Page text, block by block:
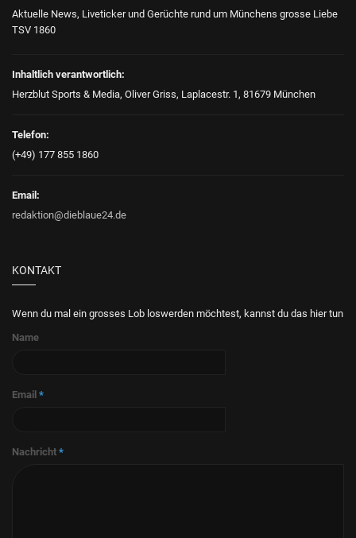
Aktuelle News, Liveticker und Gerüchte rund um Münchens grosse Liebe
TSV 1860
Inhaltlich verantwortlich:
Herzblut Sports & Media, Oliver Griss, Laplacestr. 1, 81679 München
Telefon:
(+49) 177 855 1860
Email:
redaktion@dieblaue24.de
KONTAKT
Wenn du mal ein grosses Lob loswerden möchtest, kannst du das hier tun
Name
Email *
Nachricht *